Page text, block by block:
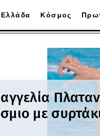
Ελλάδα Κόσμος
με